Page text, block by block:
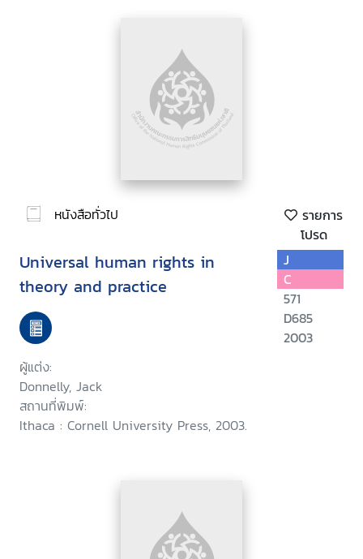
หนังสือทั่วไป
รายการ
โปรด
Universal human rights in
theory and practice
ผู้แต่ง:
Donnelly, Jack
สถานที่พิมพ์:
Ithaca : Cornell University Press, 2003.
J
C
571
D685
2003